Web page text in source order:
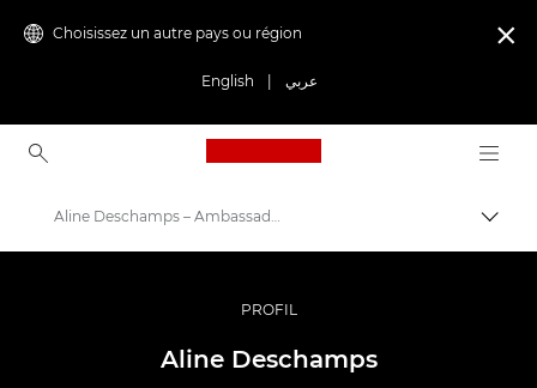
Choisissez un autre pays ou région
English عربي

Canon Logo, back to
Vidéo et photographie professionnelles
Programme Ambassador
Aline Deschamps – Ambassadrice Canon
PROFIL
Aline Deschamps